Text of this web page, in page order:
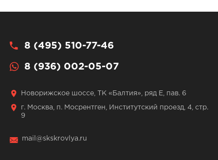
8 (495) 510-77-46
8 (936) 002-05-07
Новорижское шоссе, ТК «Балтия», ряд Е, пав. 6
г. Москва, п. Мосрентген, Институтский проезд, 4, стр.
9
mail@skskrovlya.ru